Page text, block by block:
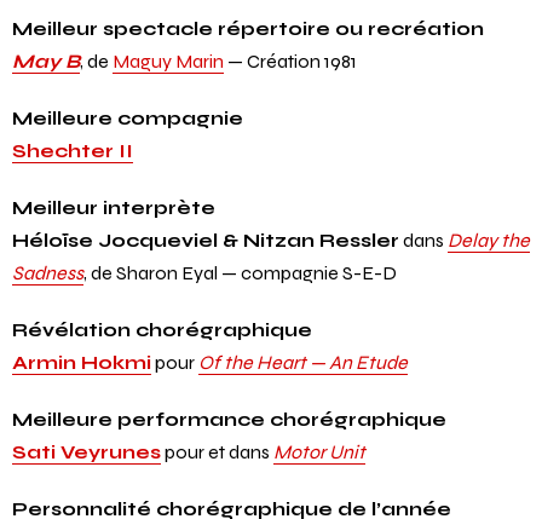
Christian Rizzo
Meilleur spectacle répertoire ou recréation
May B, de Maguy Marin— Création 1981
Meilleure compagnie
Shechter II
Meilleur interprète
Héloïse Jocqueviel & Nitzan Ressler
Sadness, de Sharon Eyal — compagnie S-E-D
Révélation chorégraphique
Armin HokmipourOf the Heart — An Etude
Meilleure performance chorégraphique
Sati Veyrunespour et dansMotor Unit